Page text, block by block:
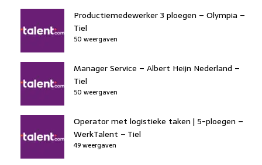
Productiemedewerker 3 ploegen – Olympia –
Tiel
50 weergaven
Manager Service – Albert Heijn Nederland –
Tiel
50 weergaven
Operator met logistieke taken | 5-ploegen –
WerkTalent – Tiel
49 weergaven